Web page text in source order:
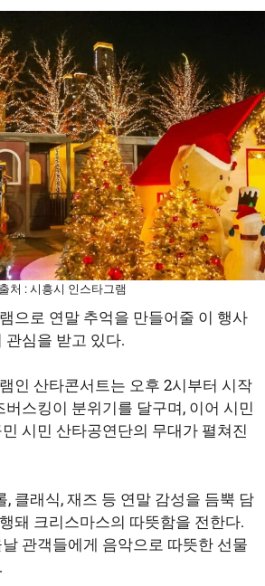
출처 : 시흥시 인스타그램
으로 연말 추억을 만들어줄 이 행사
관심을 받고 있다.
인 산타콘서트는 오후 2시부터 시작
스킹이 분위기를 달구며, 이어 시민
시민 산타공연단의 무대가 펼쳐진
클래식, 재즈 등 연말 감성을 듬뿍 담
돼 크리스마스의 따뜻함을 전한다.
관객들에게 음악으로 따뜻한 선물